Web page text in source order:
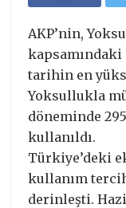
AKP’nin,
kapsamındaki
tarihin en
Yoksullukla
döneminde
kullanıldı.
Türkiye’deki
kullanım
derinleşti.